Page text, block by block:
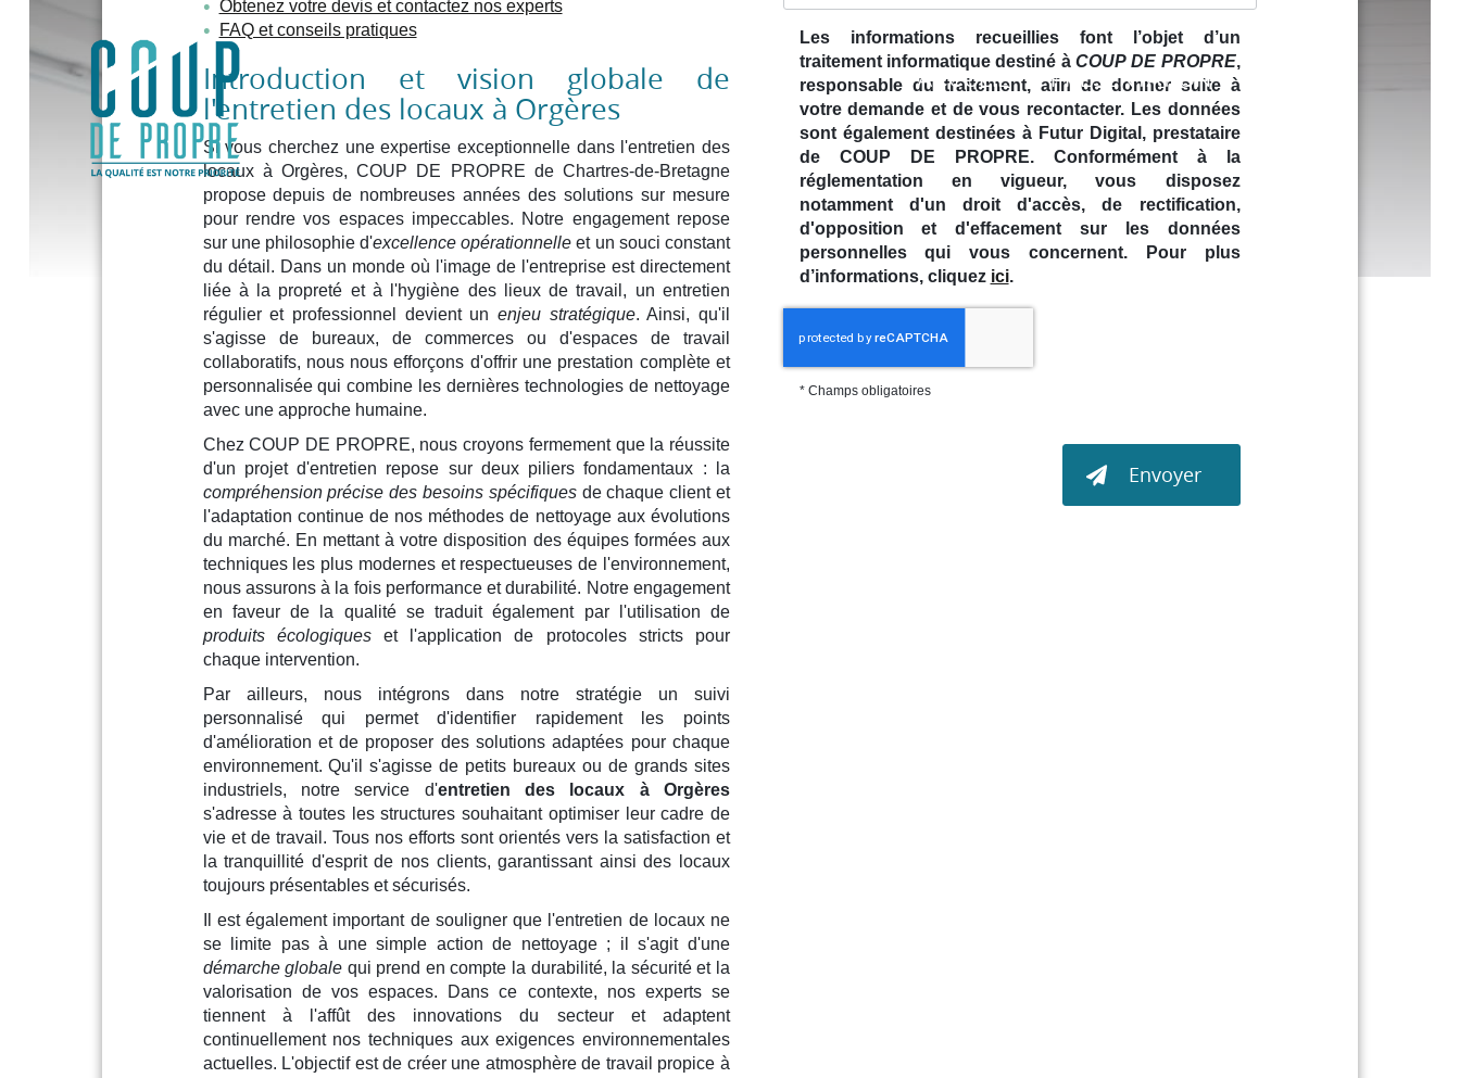
ACCUEIL PRÉSENTATION
ENTREPRISE DE NETTOYAGE
à Chartres-de-Bretagne
Afficher le numéro En savoir plus
Obtenez votre devis et contactez nos experts
FAQ et conseils pratiques
Introduction et vision globale de
l'entretien des locaux à Orgères
Si vous cherchez une expertise exceptionnelle dans l'entretien des
locaux à Orgères, COUP DE PROPRE de Chartres-de-Bretagne
propose depuis de nombreuses années des solutions sur mesure
pour rendre vos espaces impeccables. Notre engagement repose
sur une philosophie d'excellence opérationnelle et un souci constant
du détail. Dans un monde où l'image de l'entreprise est directement
liée à la propreté et à l'hygiène des lieux de travail, un entretien
régulier et professionnel devient un enjeu stratégique. Ainsi, qu'il
s'agisse de bureaux, de commerces ou d'espaces de travail
collaboratifs, nous nous efforçons d'offrir une prestation complète et
personnalisée qui combine les dernières technologies de nettoyage
avec une approche humaine.
Chez COUP DE PROPRE, nous croyons fermement que la réussite
d'un projet d'entretien repose sur deux piliers fondamentaux : la
compréhension précise des besoins spécifiquesde chaque client et
l'adaptation continue de nos méthodes de nettoyage aux évolutions
du marché. En mettant à votre disposition des équipes formées aux
techniques les plus modernes et respectueuses de l'environnement,
nous assurons à la fois performance et durabilité. Notre engagement
en faveur de la qualité se traduit également par l'utilisation de
produits écologiqueset l'application de protocoles stricts pour
chaque intervention.
Par ailleurs, nous intégrons dans notre stratégie un suivi
personnalisé qui permet d'identifier rapidement les points
d'amélioration et de proposer des solutions adaptées pour chaque
environnement. Qu'il s'agisse de petits bureaux ou de grands sites
industriels, notre service d'entretien des locaux à Orgères
s'adresse à toutes les structures souhaitant optimiser leur cadre de
vie et de travail. Tous nos efforts sont orientés vers la satisfaction et
la tranquillité d'esprit de nos clients, garantissant ainsi des locaux
toujours présentables et sécurisés.
Il est également important de souligner que l'entretien de locaux ne
se limite pas à une simple action de nettoyage ; il s'agit d'une
démarche globale qui prend en compte la durabilité, la sécurité et la
valorisation de vos espaces. Dans ce contexte, nos experts se
tiennent à l'affût des innovations du secteur et adaptent
continuellement nos techniques aux exigences environnementales
actuelles. L'objectif est de créer une atmosphère de travail propice à
Les informations recueillies font l’objet d’un
traitement informatique destiné àCOUP DE PROPRE,
responsable du traitement, afin de donner suite à
votre demande et de vous recontacter. Les données
sont également destinées à Futur Digital, prestataire
de COUP DE PROPRE. Conformément à la
réglementation en vigueur, vous disposez
notamment d'un droit d'accès, de rectification,
d'opposition et d'effacement sur les données
personnelles qui vous concernent. Pour plus
d’informations, cliquez ici.
* Champs obligatoires